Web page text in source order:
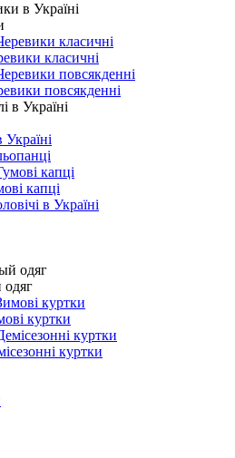
класичні
повсякденні
капці
куртки
куртки